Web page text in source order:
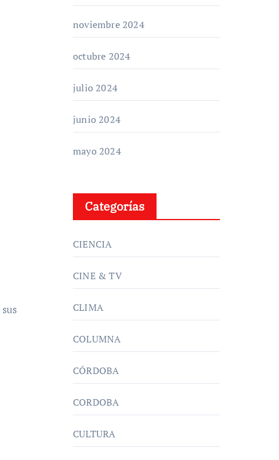
noviembre 2024
octubre 2024
julio 2024
junio 2024
mayo 2024
Categorías
CIENCIA
CINE & TV
CLIMA
COLUMNA
CÓRDOBA
CORDOBA
CULTURA